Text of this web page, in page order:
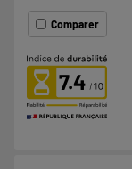
Comparer
7.4